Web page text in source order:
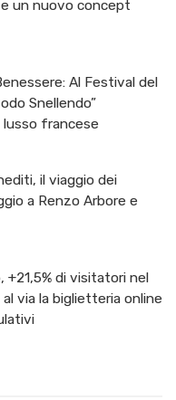
un nuovo concept
Al Festival del
Snellendo”
lusso francese
il viaggio dei
a Renzo Arbore e
+21,5% di visitatori nel
via la biglietteria online